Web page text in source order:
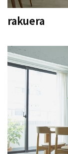
rakuera